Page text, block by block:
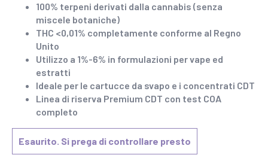
100% terpeni derivati dalla cannabis (senza
miscele botaniche)
THC <0,01% completamente conforme al Regno
Unito
Utilizzo a 1%-6% in formulazioni per vape ed
estratti
Ideale per le cartucce da svapo e i concentrati CDT
Linea di riserva Premium CDT con test COA
completo
Esaurito. Si prega di controllare presto